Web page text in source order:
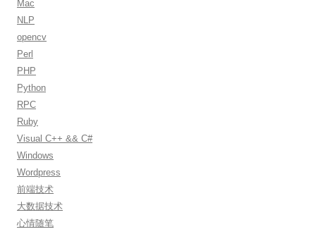
Mac
NLP
opencv
Perl
PHP
Python
RPC
Ruby
Visual C++ && C#
Windows
Wordpress
前端技术
大数据技术
心情随笔